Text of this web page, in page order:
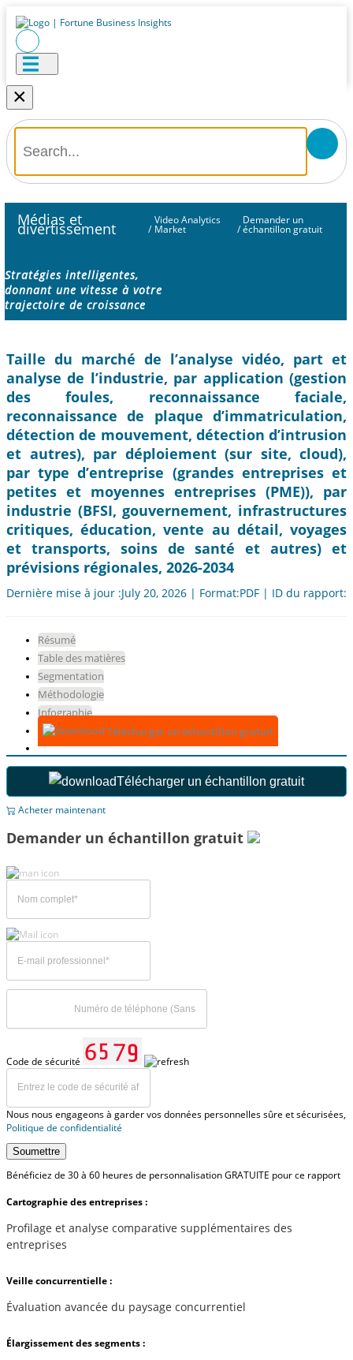
×
Médias et
divertissement /
Video Analytics
Market /
Demander un
échantillon gratuit
Stratégies intelligentes,
donnant une vitesse à votre
trajectoire de croissance
Taille du marché de l’analyse vidéo, part et
analyse de l’industrie, par application (gestion
des foules, reconnaissance faciale,
reconnaissance de plaque d’immatriculation,
détection de mouvement, détection d’intrusion
et autres), par déploiement (sur site, cloud),
par type d’entreprise (grandes entreprises et
petites et moyennes entreprises (PME)), par
industrie (BFSI, gouvernement, infrastructures
critiques, éducation, vente au détail, voyages
et transports, soins de santé et autres) et
prévisions régionales, 2026-2034
Dernière mise à jour :July 20, 2026 | Format:PDF | ID du rapport:
Résumé
Table des matières
Segmentation
Méthodologie
Infographie
Télécharger un échantillon gratuit
Télécharger un échantillon gratuit
Acheter maintenant
Demander un échantillon gratuit
Code de sécurité
Nous nous engageons à garder vos données personnelles sûre et sécurisées,
Politique de confidentialité
Soumettre
Bénéficiez de 30 à 60 heures de personnalisation GRATUITE pour ce rapport
Cartographie des entreprises :
Profilage et analyse comparative supplémentaires des
entreprises
Veille concurrentielle :
Évaluation avancée du paysage concurrentiel
Élargissement des segments :